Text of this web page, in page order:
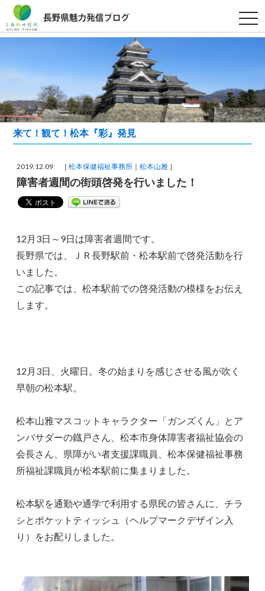
t
o
g
v
i
g
a
t
来て！観て！松本『彩』発見
2019.12.09 ［松本保健福祉事務所 松本山雅 ］
障害者週間の街頭啓発を行いました！
12月3日～9日は障害者週間です。
長野県では、ＪＲ長野駅前・松本駅前で啓発活動を行
いました。
この記事では、松本駅前での啓発活動の模様をお伝え
します。
12月3日、火曜日。冬の始まりを感じさせる風が吹く
早朝の松本駅。
松本山雅マスコットキャラクター「ガンズくん」とア
ンバサダーの鐡戸さん、松本市身体障害者福祉協会の
会長さん、県障がい者支援課職員、松本保健福祉事務
所福祉課職員が松本駅前に集まりました。
松本駅を通勤や通学で利用する県民の皆さんに、チラ
シとポケットティッシュ（ヘルプマークデザイン入
り）をお配りしました。